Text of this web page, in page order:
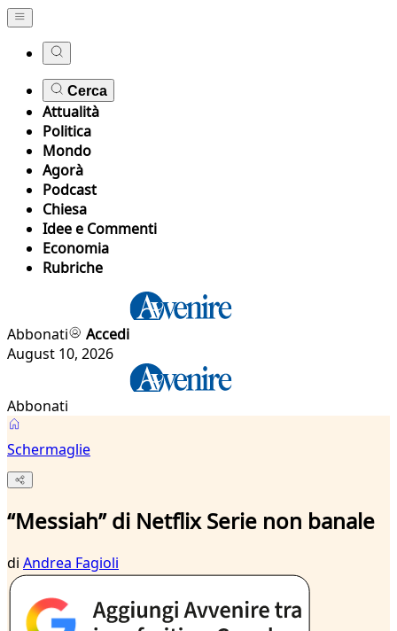
Cerca
Attualità
Politica
Mondo
Agorà
Podcast
Chiesa
Idee e Commenti
Economia
Rubriche
Abbonati
Accedi
August 10, 2026
Abbonati
Schermaglie
“Messiah” di Netflix Serie non banale
di Andrea Fagioli